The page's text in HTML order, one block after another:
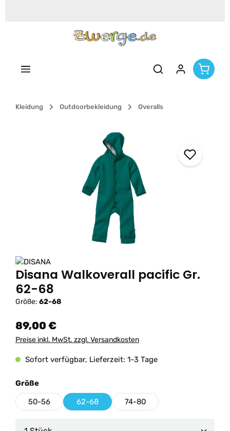
Kleidung Outdoorbekleidung Overalls
Bildergalerie überspringen
Disana Walkoverall pacific Gr.
62-68
Größe: 62-68
89,00 €
Preise inkl. MwSt. zzgl. Versandkosten
Sofort verfügbar, Lieferzeit: 1-3 Tage
Größeauswählen
50-56 62-68 74-80
Produkt Anzahl: Gib den gewünschten Wert